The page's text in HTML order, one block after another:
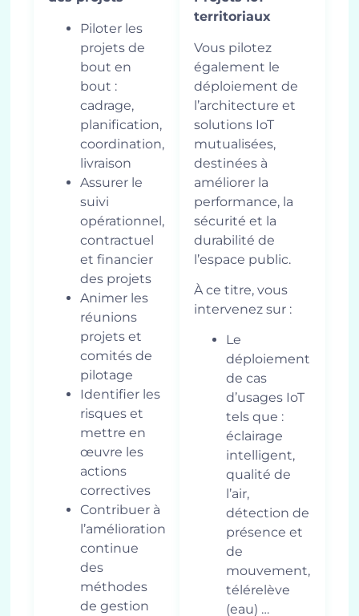
Piloter les
projets de
bout en
bout :
cadrage,
planification,
coordination,
livraison
Assurer le
suivi
opérationnel,
contractuel
et financier
des projets
Animer les
réunions
projets et
comités de
pilotage
Identifier les
risques et
mettre en
œuvre les
actions
correctives
Contribuer à
l’amélioration
continue
des
méthodes
de gestion
territoriaux
Vous pilotez
également le
déploiement de
l’architecture et
solutions IoT
mutualisées,
destinées à
améliorer la
performance, la
sécurité et la
durabilité de
l’espace public.
À ce titre, vous
intervenez sur :
Le
déploiement
de cas
d’usages IoT
tels que :
éclairage
intelligent,
qualité de
l’air,
détection de
présence et
de
mouvement,
télérelève
(eau) …